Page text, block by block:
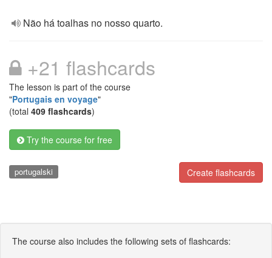
Não há toalhas no nosso quarto.
+21 flashcards
The lesson is part of the course
"Portugais en voyage"
(total 409 flashcards)
Try the course for free
Create flashcards
portugalski
The course also includes the following sets of flashcards: